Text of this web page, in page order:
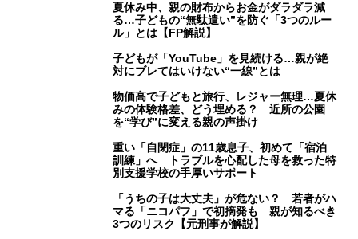
夏休み中、親の財布からお金がダラダラ減
る…子どもの“無駄遣い”を防ぐ「3つのルー
ル」とは【FP解説】
子どもが「YouTube」を見続ける…親が絶
対にブレてはいけない“一線”とは
物価高で子どもと旅行、レジャー無理…夏休
みの体験格差、どう埋める？ 近所の公園
を“学び”に変える親の声掛け
重い「自閉症」の11歳息子、初めて「宿泊
訓練」へ トラブルを心配した母を救った特
別支援学校の手厚いサポート
「うちの子は大丈夫」が危ない？ 若者がハ
マる「ニコパフ」で初摘発も 親が知るべき
3つのリスク【元刑事が解説】